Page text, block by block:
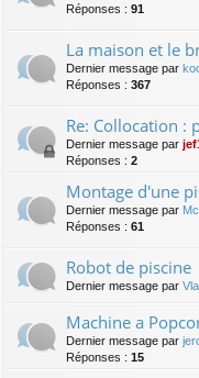
Réponses : 91
La maison et le
Dernier message par
Réponses : 367
Re: Collocation :
Dernier message par
Réponses : 2
Montage d'une
Dernier message par
Réponses : 61
Robot de piscine
Dernier message par
Machine a
Dernier message par
Réponses : 15